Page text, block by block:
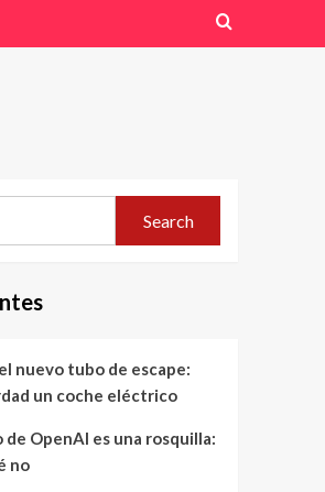
Search
nuevo tubo de escape:
un coche eléctrico
de OpenAI es una rosquilla:
no